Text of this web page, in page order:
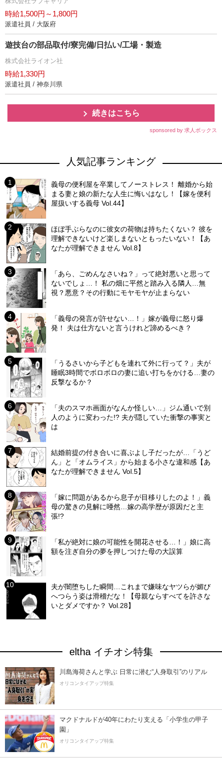
時給1,500円～1,800円
派遣社員 / 大阪府
遊技台の部品取付/寮完備/日払い/工場・製造
株式会社ライオン社
時給1,330円
派遣社員 / 神奈川県
続きはこちら
sponsored by 求人ボックス
人気記事ランキング
義母の便利屋を卒業してノーストレス！ 離婚から始
まる妻と娘の新たな人生に悔いはなし！【嫁を便利
屋扱いする義母 Vol.44】
ほぼ手ぶらなのに彼女の荷物は持ちたくない？ 彼を
理解できないけど楽しまないともったいない！【あ
なたが理解できません Vol.8】
「あら、ごめんなさいね？」って絶対悪いと思って
ないでしょ…！ 私の畑に平然と踏み入る隣人…無
視？悪意？その行動にモヤモヤが止まらない
「義母の発言が許せない…！」嫁が義母に怒り爆
発！ 夫は仕方ないと言うけれど諦めるべき？
「うるさいから子どもを連れて外に行って？」夫が
睡眠3時間でボロボロの妻に追い打ちをかける…妻の
反撃なるか？
「夫のスマホ画面がなんか怪しい…」ジム通いで別
人のように変わった!? 夫が隠していた衝撃の事実と
は
結婚前提の付き合いに喜ぶよし子だったが…「うど
ん」と「オムライス」から始まる小さな違和感【あ
なたが理解できません Vol.5】
「嫁に問題があるから息子が目移りしたのよ！」義
母の驚きの見解に唖然…嫁の高学歴が原因だと主
張!?
「私が絶対に娘の可能性を開花させる…！」娘に高
額を注ぎ自分の夢を押しつけた母の大誤算
夫が闇堕ちした瞬間…これまで嫌味なヤツらが媚び
へつらう姿は滑稽だな！【母親ならすべてを許さな
いとダメですか？ Vol.28】
eltha イチオシ特集
川島海荷さんと学ぶ 日常に潜む“人身取引”のリアル
オリコンタイアップ特集
マクドナルドが40年にわたり支える「小学生の甲子
園」
オリコンタイアップ特集